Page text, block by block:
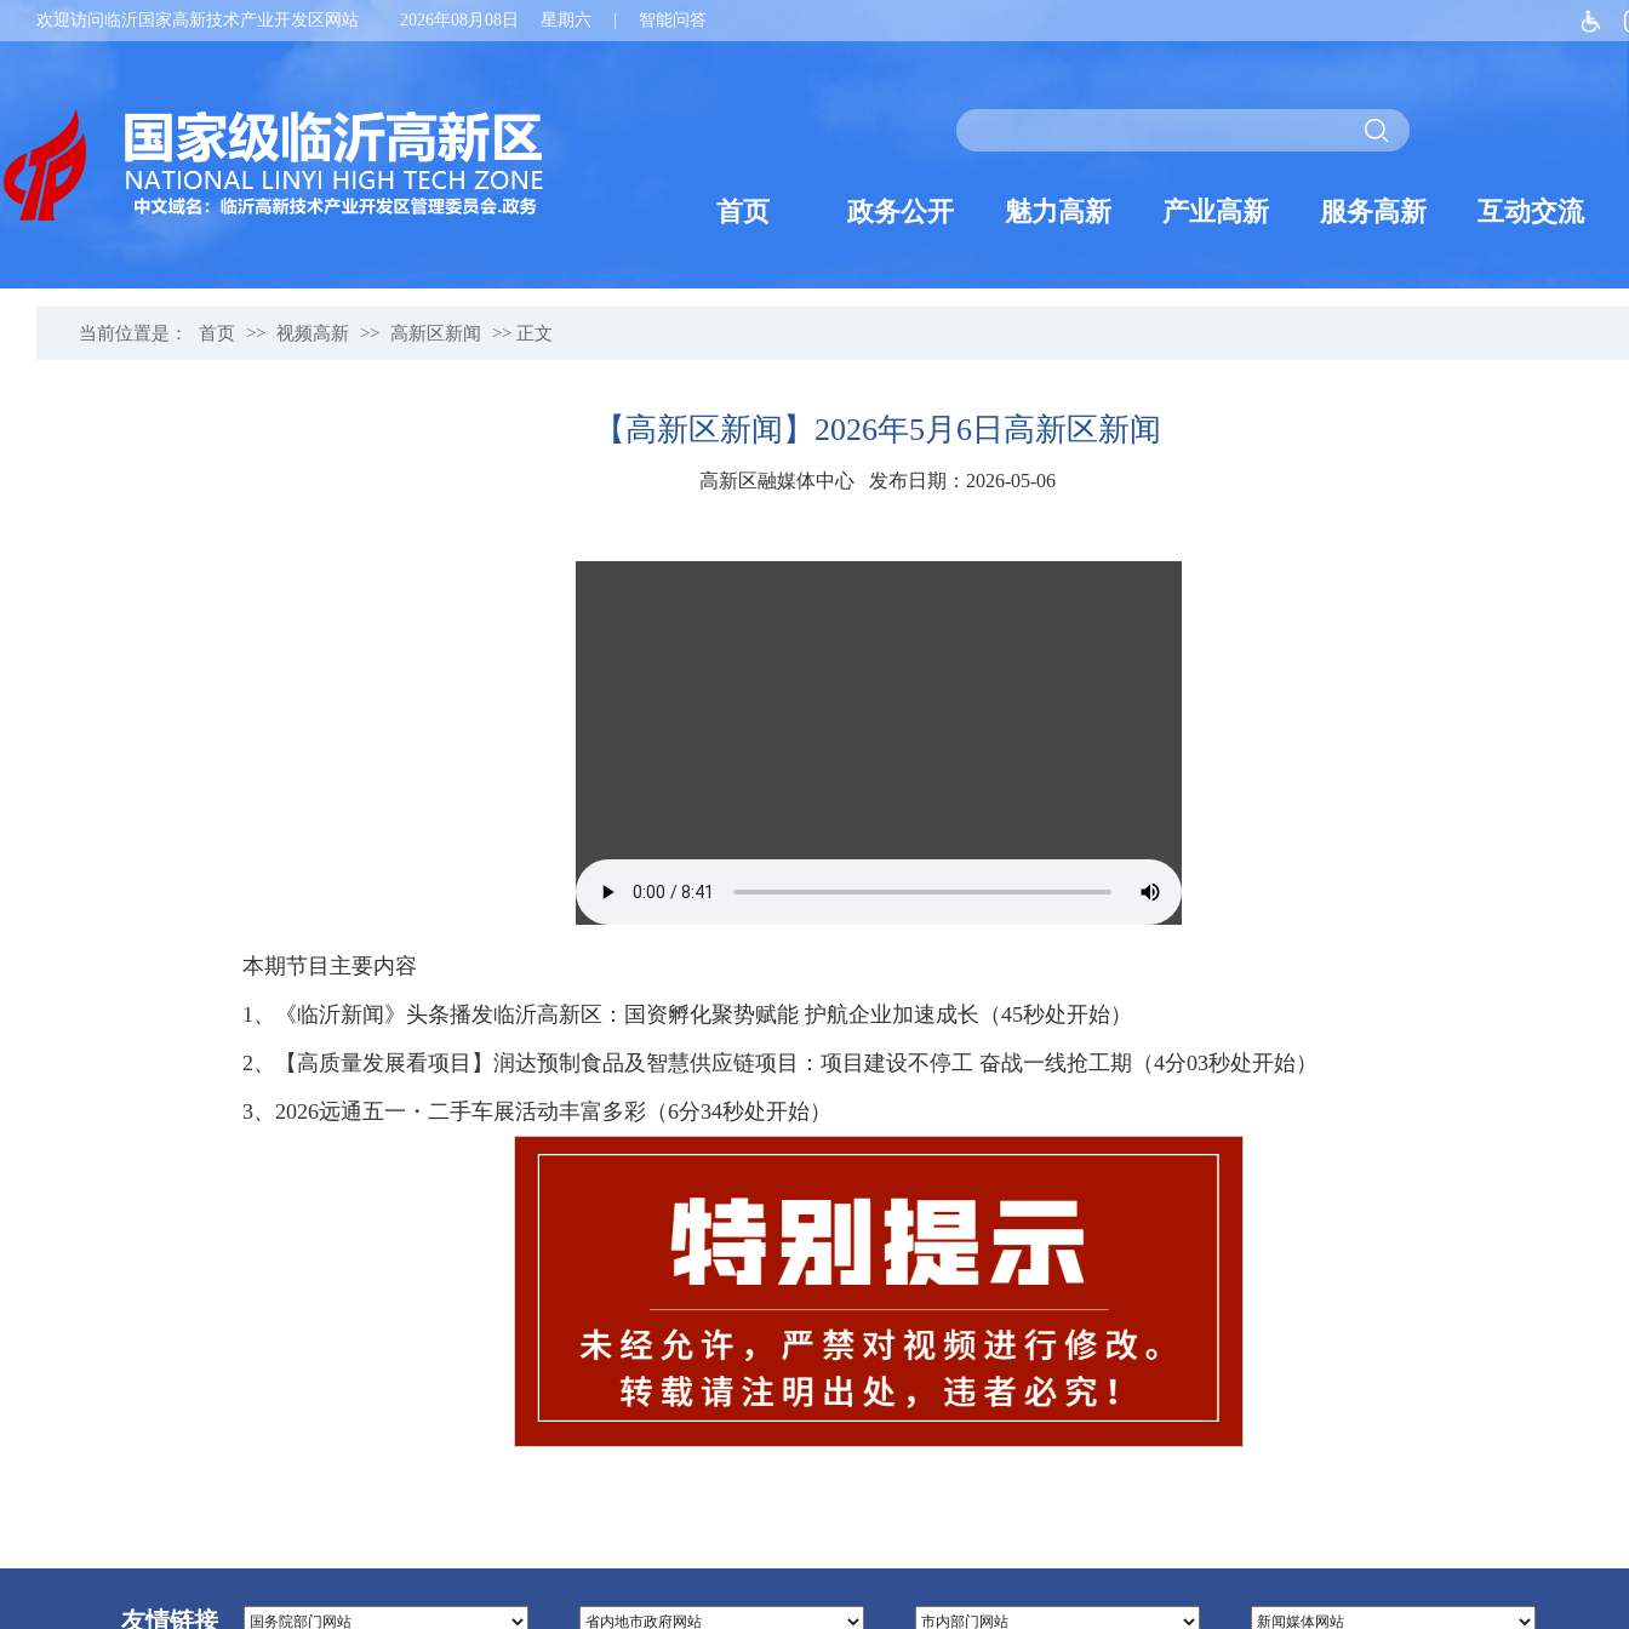
欢迎访问临沂国家高新技术产业开发区网站 2026年08月08日 星期六 智能问答
首页 政务公开 魅力高新 产业高新 服务高新 互动交流
当前位置是： 首页 >> 视频高新 >> 高新区新闻 >> 正文
【高新区新闻】2026年5月6日高新区新闻
高新区融媒体中心 发布日期：2026-05-06
本期节目主要内容
1、《临沂新闻》头条播发临沂高新区：国资孵化聚势赋能 护航企业加速成长（45秒处开始）
2、【高质量发展看项目】润达预制食品及智慧供应链项目：项目建设不停工 奋战一线抢工期（4分03秒处开始）
3、2026远通五一・二手车展活动丰富多彩（6分34秒处开始）
友情链接